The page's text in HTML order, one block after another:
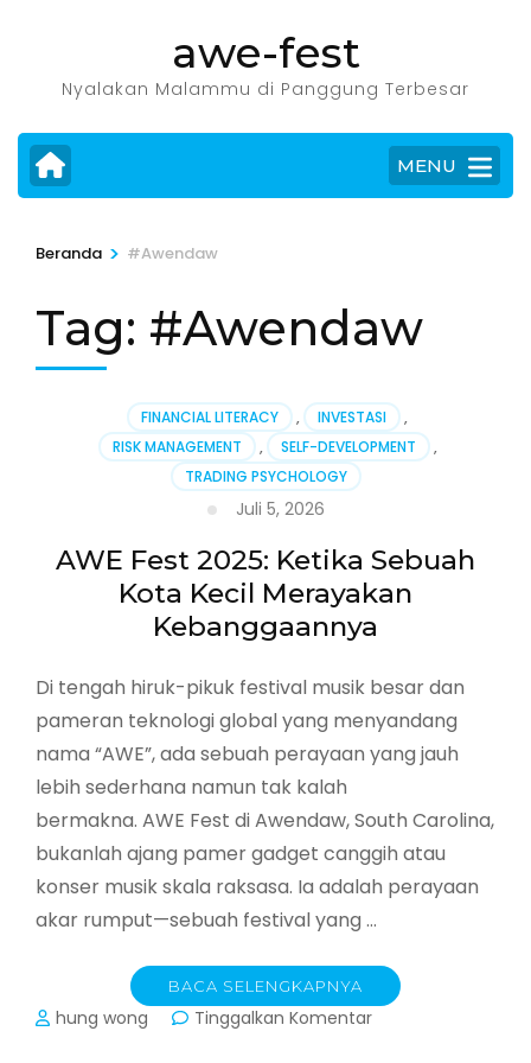
konten
Enter)
awe-fest
Nyalakan Malammu di Panggung Terbesar
MENU
Beranda > #Awendaw
Tag: #Awendaw
FINANCIAL LITERACY , INVESTASI
,
RISK MANAGEMENT
, SELF-DEVELOPMENT
,
TRADING PSYCHOLOGY
Juli 5, 2026
AWE Fest 2025: Ketika Sebuah
Kota Kecil Merayakan
Kebanggaannya
Di tengah hiruk-pikuk festival musik besar dan
pameran teknologi global yang menyandang
nama “AWE”, ada sebuah perayaan yang jauh
lebih sederhana namun tak kalah
bermakna. AWE Fest di Awendaw, South Carolina,
bukanlah ajang pamer gadget canggih atau
konser musik skala raksasa. Ia adalah perayaan
akar rumput—sebuah festival yang …
BACA SELENGKAPNYA
hung wong Tinggalkan Komentarpada